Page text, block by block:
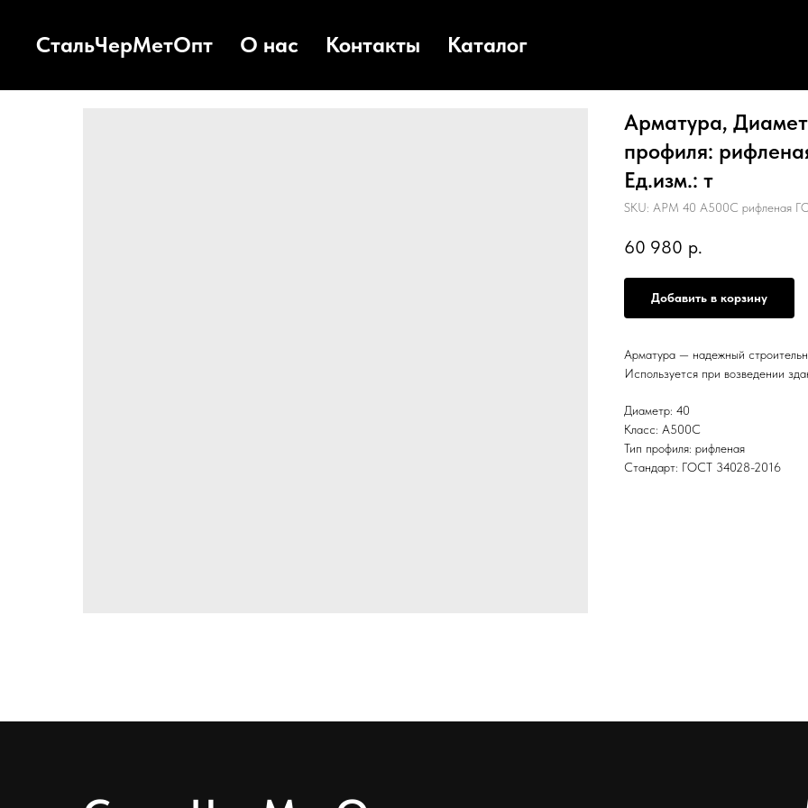
СтальЧерМетОпт О нас Контакты Каталог
Арматура,
профиля:
Ед.изм.: т
SKU: АРМ 40 А500С рифленая
60 980 р.
Добавить в корзину
Арматура — надежный
Используется при возведении
Диаметр: 40
Класс: А500С
Тип профиля: рифленая
Стандарт: ГОСТ 34028-2016